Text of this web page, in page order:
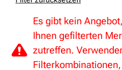
Es gibt kein
Ihnen gefilterten
zutreffen.